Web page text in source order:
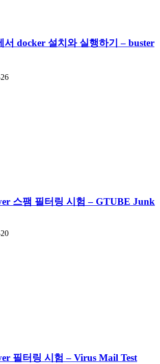
서 docker 설치와 실행하기 – buster
스팸 필터링 시험 – GTUBE Junk
필터링 시험 – Virus Mail Test